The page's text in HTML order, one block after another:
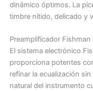
dinámico óptimos. La
timbre nítido, delicado y
Preamplificador Fishman
El sistema electrónico
proporciona potentes
refinar la ecualización
natural del instrumento